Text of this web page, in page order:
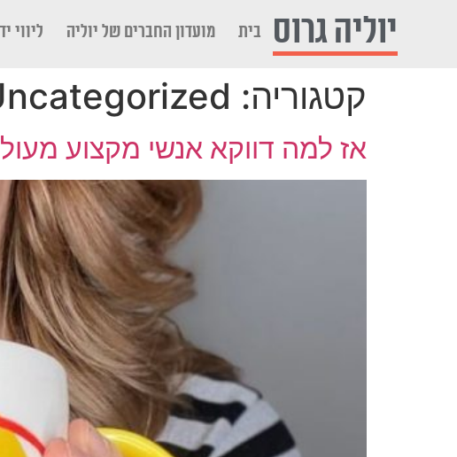
יוליה גרוס בית מועדון החברים של יוליה ליווי
קטגוריה:
אז למה דווקא אנשי מקצוע